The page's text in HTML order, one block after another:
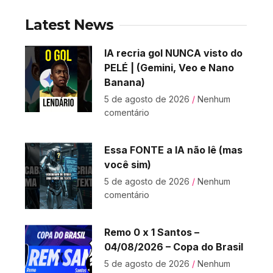
Latest News
IA recria gol NUNCA visto do
PELÉ | (Gemini, Veo e Nano
Banana)
5 de agosto de 2026 Nenhum
comentário
Essa FONTE a IA não lê (mas
você sim)
5 de agosto de 2026 Nenhum
comentário
Remo 0 x 1 Santos –
04/08/2026 – Copa do Brasil
5 de agosto de 2026 Nenhum